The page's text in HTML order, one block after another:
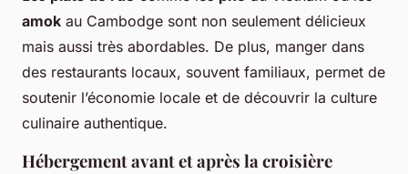
amok au Cambodge sont non seulement délicieux
mais aussi très abordables. De plus, manger dans
des restaurants locaux, souvent familiaux, permet de
soutenir l’économie locale et de découvrir la culture
culinaire authentique.
Hébergement avant et après la croisière